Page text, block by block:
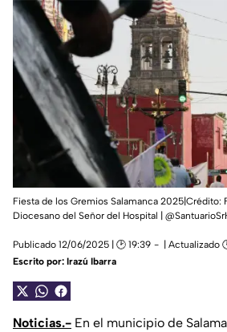
Fiesta de los Gremios Salamanca 2025|Crédito:
Diocesano del Señor del Hospital |
Publicado 12/06/2025 | 🕑 19:39 | Actualizado
Escrito por: Irazú Ibarra
Noticias.- En el municipio de